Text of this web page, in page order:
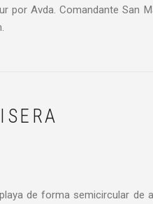
por Avda. Comandante San
de forma semicircular de